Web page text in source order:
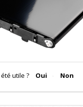
utile ? Oui Non